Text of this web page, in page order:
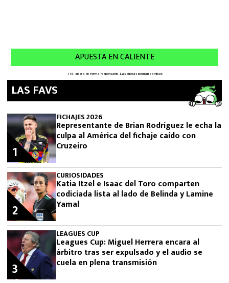
LAS FAVS
FICHAJES 2026
Representante de Brian Rodríguez le echa la
culpa al América del fichaje caído con
Cruzeiro
1
CURIOSIDADES
Katia Itzel e Isaac del Toro comparten
codiciada lista al lado de Belinda y Lamine
Yamal
2
LEAGUES CUP
Leagues Cup: Miguel Herrera encara al
árbitro tras ser expulsado y el audio se
cuela en plena transmisión
3